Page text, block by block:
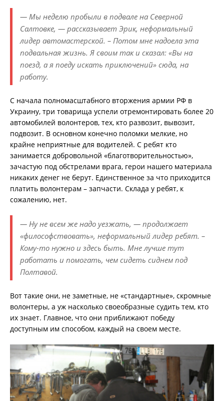
— Мы неделю пробыли в подвале на Северной
Салтовке, — рассказывает Эрик, неформальный
лидер автомастерской. – Потом мне надоела эта
подвальная жизнь. Я своим так и сказал: «Вы на
поезд, а я поеду искать приключений» сюда, на
работу.
С начала полномасштабного вторжения армии РФ в
Украину, три товарища успели отремонтировать более 20
автомобилей волонтеров, тех, кто развозит, вывозит,
подвозит. В основном конечно поломки мелкие, но
крайне неприятные для водителей. С ребят кто
занимается добровольной «благотворительностью»,
зачастую под обстрелами врага, герои нашего материала
никаких денег не берут. Единственное за что приходится
платить волонтерам – запчасти. Склада у ребят, к
сожалению, нет.
— Ну не всем же надо уезжать, — продолжает
«философствовать», неформальный лидер ребят. –
Кому-то нужно и здесь быть. Мне лучше тут
работать и помогать, чем сидеть сиднем под
Полтавой.
Вот такие они, не заметные, не «стандартные», скромные
волонтеры, а уж насколько своеобразные судить тем, кто
их знает. Главное, что они приближают победу
доступным им способом, каждый на своем месте.